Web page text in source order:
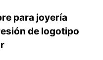
para joyería
de logotipo